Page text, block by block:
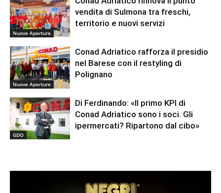
Nuove Aperture
vendita di Sulmona tra freschi,
territorio e nuovi servizi
Nuove Aperture
Conad Adriatico rafforza il presidio
nel Barese con il restyling di
Polignano
GDO
Di Ferdinando: «Il primo KPI di
Conad Adriatico sono i soci. Gli
ipermercati? Ripartono dal cibo»